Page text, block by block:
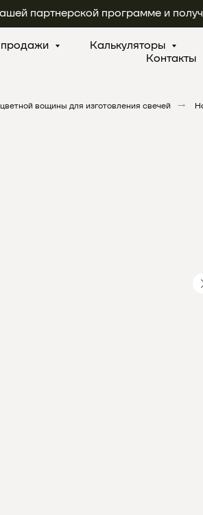
партнерской программе и
Калькуляторы
Контакты
вощины для изготовления свечей →